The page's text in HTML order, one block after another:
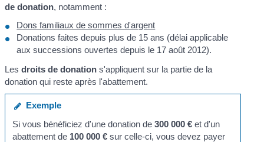
de donation, notamment :
Dons familiaux de sommes d'argent
Donations faites depuis plus de 15 ans (délai applicable
aux successions ouvertes depuis le 17 août 2012).
Lesdroits de donation s'appliquent sur la partie de la
donation qui reste après l'abattement.
Exemple
Si vous bénéficiez d'une donation de 300 000 €et d'un
abattement de 100 000 €sur celle-ci, vous devez payer